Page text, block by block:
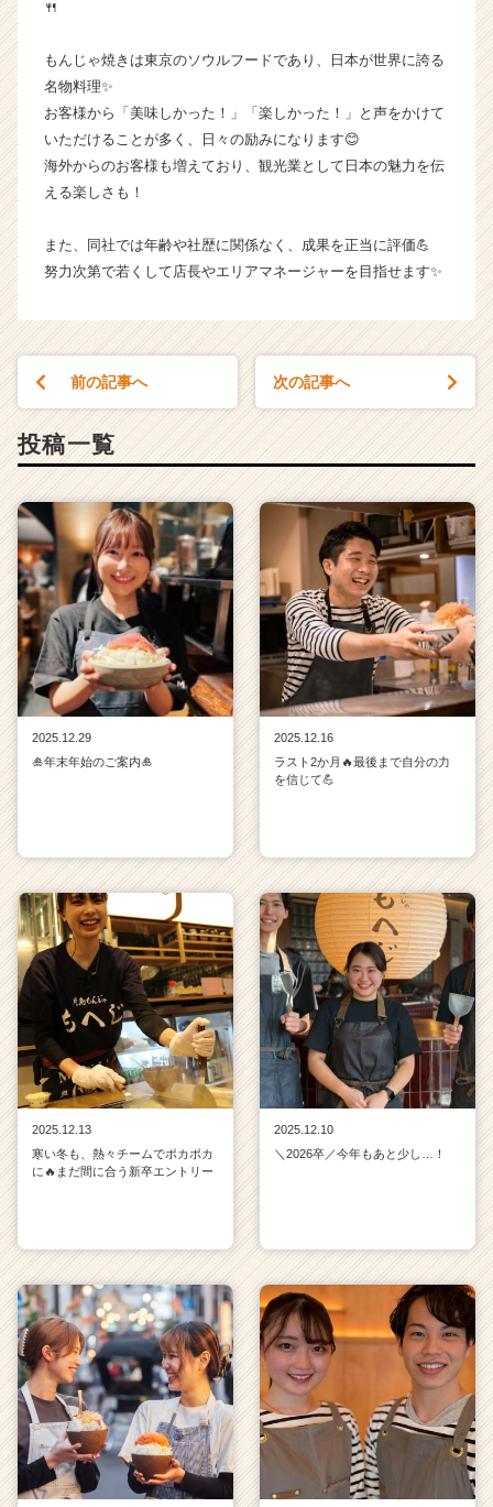
じ
く
う
や
げ
／
ま
と
そ
他】
タ
イ
ム
ラ
イ
ン】
ベ
ン
チ
業
ら
ス
カ
ウ
ト
が
届
く
就
活
イ
ト
キ
ャ
リ
ア
（C
h
e
e
r
C
a
🍴
もんじゃ焼きは東京のソウルフードであり、日本が世界に誇る
名物料理✨
お客様から「美味しかった！」「楽しかった！」と声をかけて
いただけることが多く、日々の励みになります😊
海外からのお客様も増えており、観光業として日本の魅力を伝
える楽しさも！
また、同社では年齢や社歴に関係なく、成果を正当に評価💪
努力次第で若くして店長やエリアマネージャーを目指せます✨
前の記事へ 次の記事へ
投稿一覧
2025.12.29
🎍年末年始のご案内🎍
2025.12.16
ラスト2か月🔥最後まで自分の力
を信じて💪
2025.12.13
寒い冬も、熱々チームでポカポカ
に🔥まだ間に合う新卒エントリー
2025.12.10
＼2026卒／今年もあと少し…！